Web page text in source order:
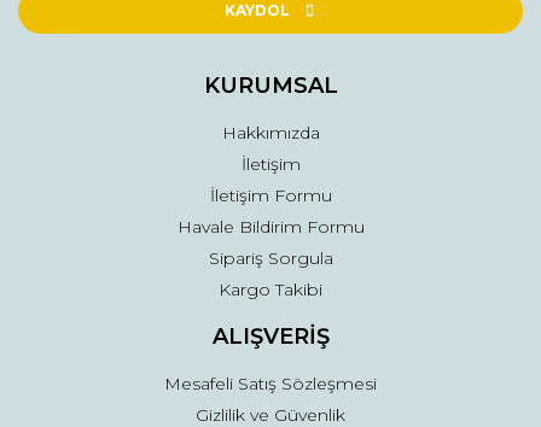
KAYDOL
KURUMSAL
Hakkımızda
İletişim
İletişim Formu
Havale Bildirim Formu
Sipariş Sorgula
Kargo Takibi
ALIŞVERİŞ
Mesafeli Satış Sözleşmesi
Gizlilik ve Güvenlik